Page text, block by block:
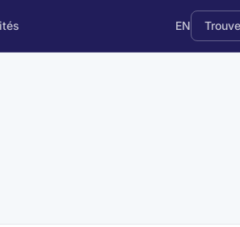
EN